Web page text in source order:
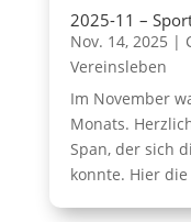
2025-11 –
Nov. 14, 2025 |
Vereinsleben
Im November
Monats.
Span, der sich
konnte. Hier